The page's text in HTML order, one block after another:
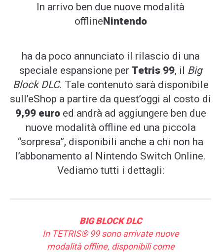
In arrivo ben due nuove modalità
offlineNintendo
ha da poco annunciato il rilascio di una
speciale espansione per Tetris 99, il Big
Block DLC. Tale contenuto sarà disponibile
sull’eShop a partire da quest’oggi al costo di
9,99 euroed andrà ad aggiungere ben due
nuove modalità offline ed una piccola
“sorpresa”, disponibili anche a chi non ha
l’abbonamento al Nintendo Switch Online.
Vediamo tutti i dettagli:
BIG BLOCK DLC
In TETRIS® 99 sono arrivate nuove
modalità offline, disponibili come